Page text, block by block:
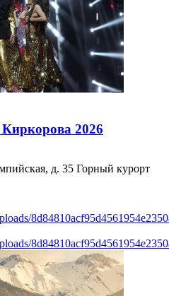
2026
д. 35 Горный курорт